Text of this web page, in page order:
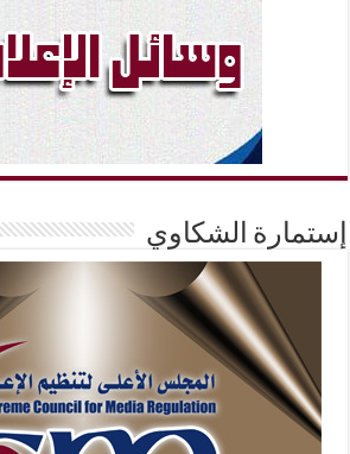
إستمارة الشكاوي